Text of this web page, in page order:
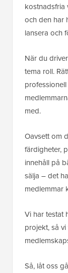
kostnadsfria
och den har
lansera och
När du
tema roll.
med.
Oavsett om
färdigheter,
innehåll på
sälja – det
medlemmar
Vi har testat
projekt, så
Så, låt oss